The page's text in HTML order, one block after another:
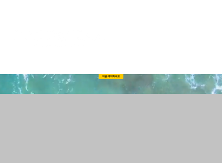
지금 예약하세요